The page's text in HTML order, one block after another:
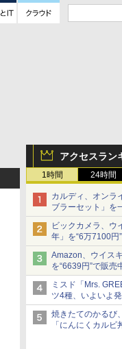
アクセスラン
1時間 24時間
カルディ、オンラ
ブラーセット」を
当選無効分
ビックカメラ、ウ
年」を“6万7100円
受付
Amazon、ウイス
を“6639円”で販売
ミスド「Mrs.
ツ4種、いよいよ発
焼きたてのかるび
「にんにくカル